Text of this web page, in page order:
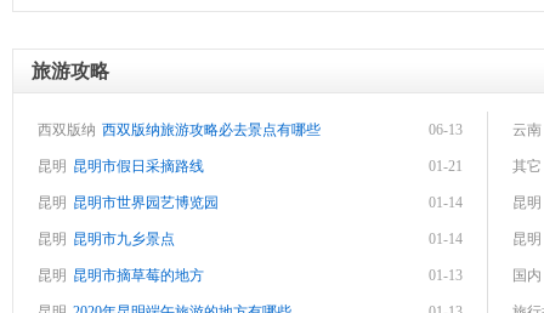
旅游攻略
西双版纳 西双版纳旅游攻略必去景点有哪些 06-13
昆明 昆明市假日采摘路线 01-21
昆明 昆明市世界园艺博览园 01-14
昆明 昆明市九乡景点 01-14
昆明 昆明市摘草莓的地方 01-13
云南
其它
昆明
昆明
国内